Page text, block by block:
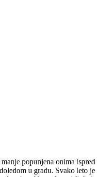
popunjena onima
u gradu. Svako leto je